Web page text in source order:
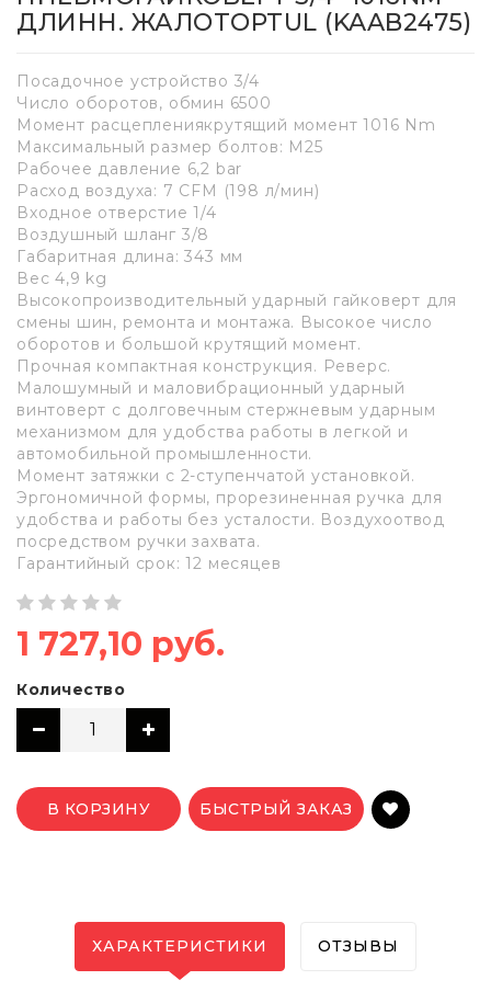
ДЛИНН. ЖАЛОTOPTUL (KAAB2475)
Посадочное устройство 3/4
Число оборотов, обмин 6500
Момент расцеплениякрутящий момент 1016 Nm
Максимальный размер болтов: М25
Рабочее давление 6,2 bar
Расход воздуха: 7 CFM (198 л/мин)
Входное отверстие 1/4
Воздушный шланг 3/8
Габаритная длина: 343 мм
Вес 4,9 kg
Высокопроизводительный ударный гайковерт для
смены шин, ремонта и монтажа. Высокое число
оборотов и большой крутящий момент.
Прочная компактная конструкция. Реверс.
Малошумный и маловибрационный ударный
винтоверт с долговечным стержневым ударным
механизмом для удобства работы в легкой и
автомобильной промышленности.
Момент затяжки с 2-ступенчатой установкой.
Эргономичной формы, прорезиненная ручка для
удобства и работы без усталости. Воздухоотвод
посредством ручки захвата.
Гарантийный срок: 12 месяцев
1 727,10 руб.
Количество
В КОРЗИНУ БЫСТРЫЙ ЗАКАЗ
ХАРАКТЕРИСТИКИ ОТЗЫВЫ